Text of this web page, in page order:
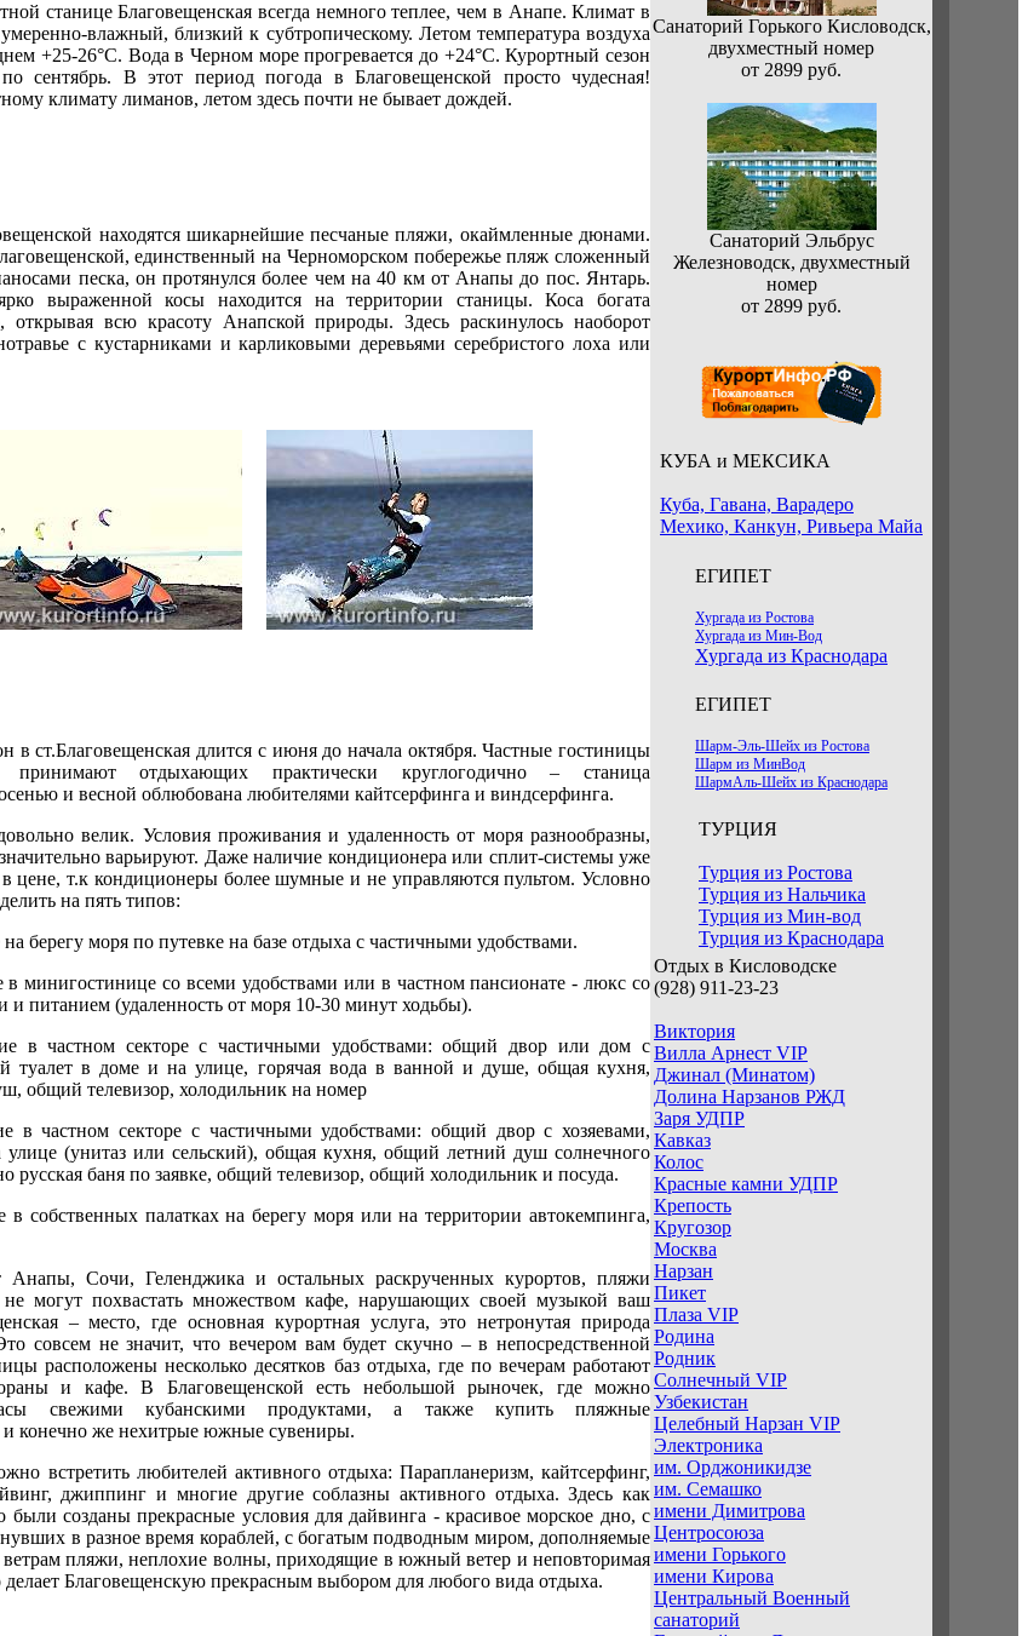
станице Благовещенская всегда немного теплее, чем в Анапе. Климат в
влажный, близкий к субтропическому. Летом температура воздуха
+25-26°С. Вода в Черном море прогревается до +24°С. Курортный сезон
сентябрь. В этот период погода в Благовещенской просто чудесная!
климату лиманов, летом здесь почти не бывает дождей.
находятся шикарнейшие песчаные пляжи, окаймленные дюнами.
единственный на Черноморском побережье пляж сложенный
песка, он протянулся более чем на 40 км от Анапы до пос. Янтарь.
выраженной косы находится на территории станицы. Коса богата
открывая всю красоту Анапской природы. Здесь раскинулось наоборот
с кустарниками и карликовыми деревьями серебристого лоха или
в ст.Благовещенская длится с июня до начала октября. Частные гостиницы
принимают отдыхающих практически круглогодично – станица
и весной облюбована любителями кайтсерфинга и виндсерфинга.
велик. Условия проживания и удаленность от моря разнообразны,
варьируют. Даже наличие кондиционера или сплит-системы уже
в цене, т.к кондиционеры более шумные и не управляются пультом. Условно
на пять типов:
берегу моря по путевке на базе отдыха с частичными удобствами.
минигостинице со всеми удобствами или в частном пансионате - люкс со
и питанием (удаленность от моря 10-30 минут ходьбы).
в частном секторе с частичными удобствами: общий двор или дом с
туалет в доме и на улице, горячая вода в ванной и душе, общая кухня,
общий телевизор, холодильник на номер
в частном секторе с частичными удобствами: общий двор с хозяевами,
улице (унитаз или сельский), общая кухня, общий летний душ солнечного
русская баня по заявке, общий телевизор, общий холодильник и посуда.
собственных палатках на берегу моря или на территории автокемпинга,
Сочи, Геленджика и остальных раскрученных курортов, пляжи
не могут похвастать множеством кафе, нарушающих своей музыкой ваш
– место, где основная курортная услуга, это нетронутая природа
совсем не значит, что вечером вам будет скучно – в непосредственной
расположены несколько десятков баз отдыха, где по вечерам работают
и кафе. В Благовещенской есть небольшой рыночек, где можно
свежими кубанскими продуктами, а также купить пляжные
конечно же нехитрые южные сувениры.
встретить любителей активного отдыха: Парапланеризм, кайтсерфинг,
джиппинг и многие другие соблазны активного отдыха. Здесь как
были созданы прекрасные условия для дайвинга - красивое морское дно, с
в разное время кораблей, с богатым подводным миром, дополняемые
пляжи, неплохие волны, приходящие в южный ветер и неповторимая
делает Благовещенскую прекрасным выбором для любого вида отдыха.
Санаторий Горького Кисловодск,
двухместный номер
от 2899 руб.
Санаторий Эльбрус
Железноводск, двухместный
номер
от 2899 руб.
КУБА и МЕКСИКА
Куба, Гавана, Варадеро
Мехико, Канкун, Ривьера Майа
ЕГИПЕТ
Хургада из Ростова
Хургада из Мин-Вод
Хургада из Краснодара
ЕГИПЕТ
Шарм-Эль-Шейх из Ростова
Шарм из МинВод
ШармАль-Шейх из Краснодара
ТУРЦИЯ
Турция из Ростова
Турция из Нальчика
Турция из Мин-вод
Турция из Краснодара
Отдых в Кисловодске
(928) 911-23-23
Виктория
Вилла Арнест VIP
Джинал (Минатом)
Долина Нарзанов РЖД
Заря УДПР
Кавказ
Колос
Красные камни УДПР
Крепость
Кругозор
Москва
Нарзан
Пикет
Плаза VIP
Родина
Родник
Солнечный VIP
Узбекистан
Целебный Нарзан VIP
Электроника
им. Орджоникидзе
им. Семашко
имени Димитрова
Центросоюза
имени Горького
имени Кирова
Центральный Военный
санаторий